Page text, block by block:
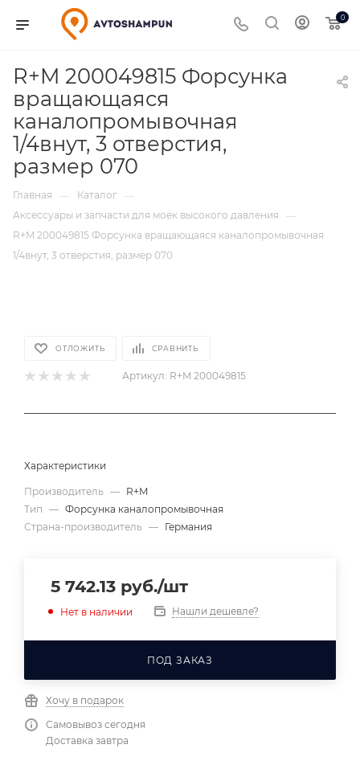
0
R+M 200049815 Форсунка
вращающаяся
каналопромывочная
1/4внут, 3 отверстия,
размер 070
Главная — Каталог —
Аксессуары и запчасти для моек высокого давления
—
R+M 200049815 Форсунка вращающаяся каналопромывочная
1/4внут, 3 отверстия, размер 070
ОТЛОЖИТЬ СРАВНИТЬ
Артикул: R+M 200049815
Характеристики
Производитель — R+M
Тип — Форсунка каналопромывочная
Страна-производитель — Германия
5 742.13 руб./шт
Нет в наличии Нашли дешевле?
ПОД ЗАКАЗ
Хочу в подарок
Самовывоз сегодня
Доставка завтра